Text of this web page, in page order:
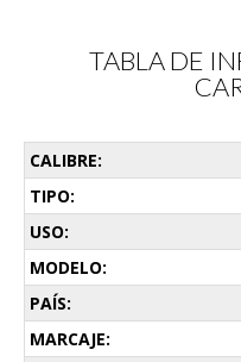
TABLA DE
CALIBRE:
TIPO:
USO:
MODELO:
PAÍS:
MARCAJE: